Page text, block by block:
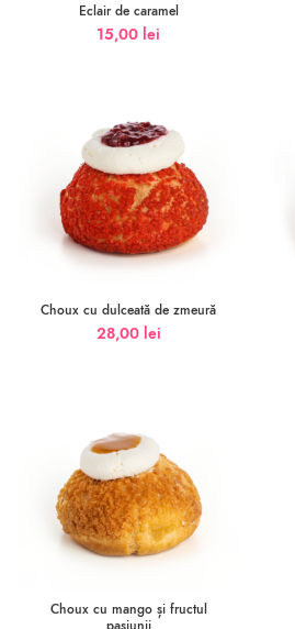
Eclair de caramel
15,00 lei
Choux cu dulceată de zmeură
28,00 lei
Choux cu mango și fructul